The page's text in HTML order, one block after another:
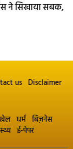
ने सिखाया सबक,
us Disclaimer
धर्म बिज़नेस
ई-पेपर